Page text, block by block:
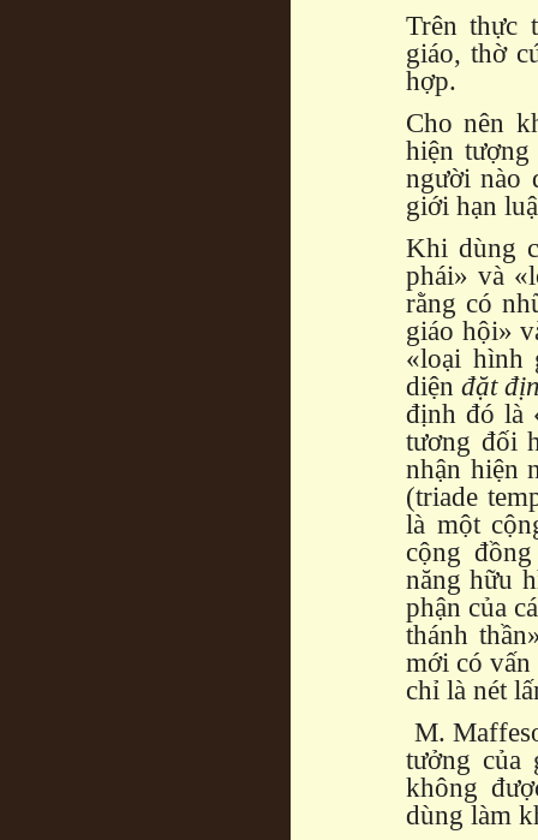
Trên thực
giáo, thờ
hợp.
Cho nên
hiện
người nào
giới hạn
Khi dùng
phái» và
rằng có
giáo hội»
«loại hình
diện đặt
định đó là
tương đối
nhận hiện
(triade
là một
cộng
năng hữu
phận của
thánh
mới có vấn
chỉ là nét
M.
tưởng của
không
dùng làm